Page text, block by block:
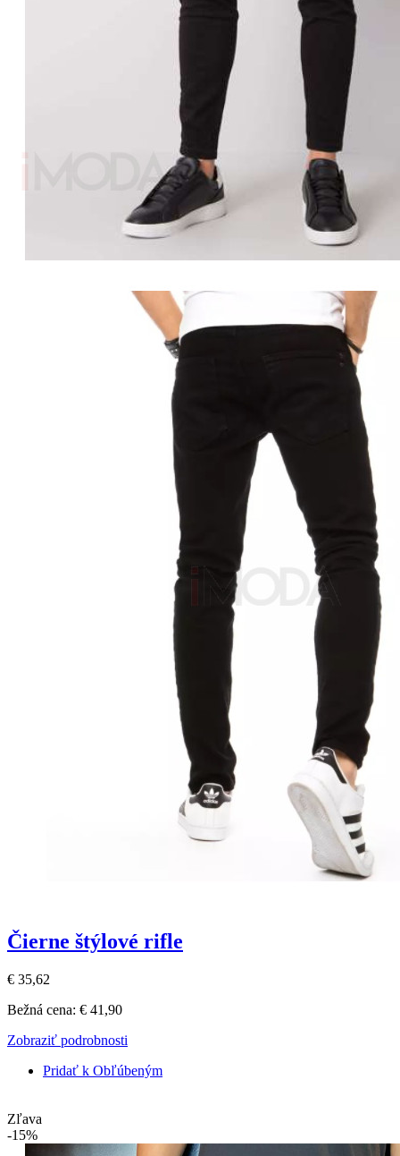
Čierne štýlové rifle
€ 35,62
Bežná cena: € 41,90
Zobraziť podrobnosti
Pridať k Obľúbeným
Zľava
-15%